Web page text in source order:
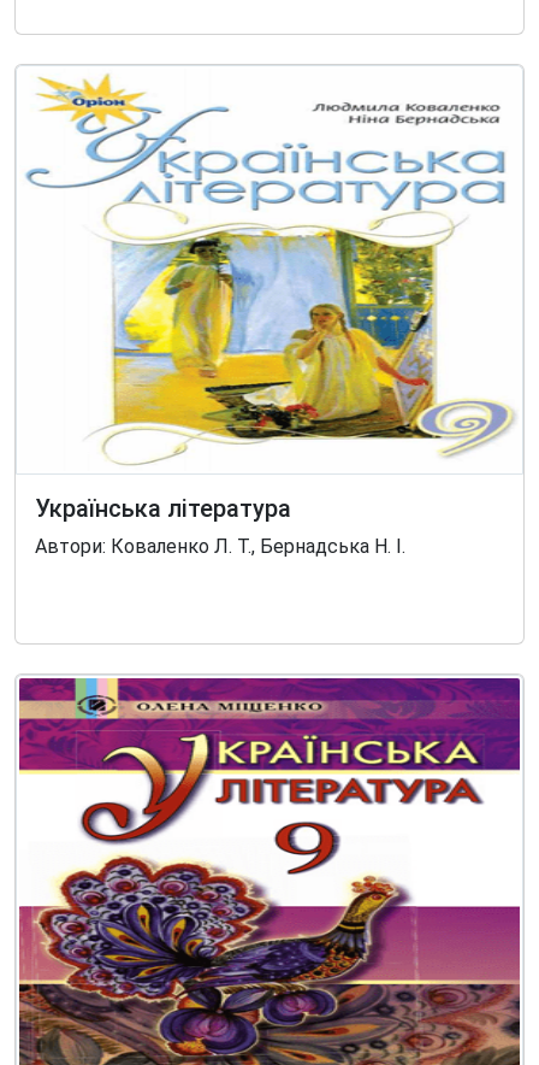
Українська література
Автори: Коваленко Л. Т., Бернадська Н. І.